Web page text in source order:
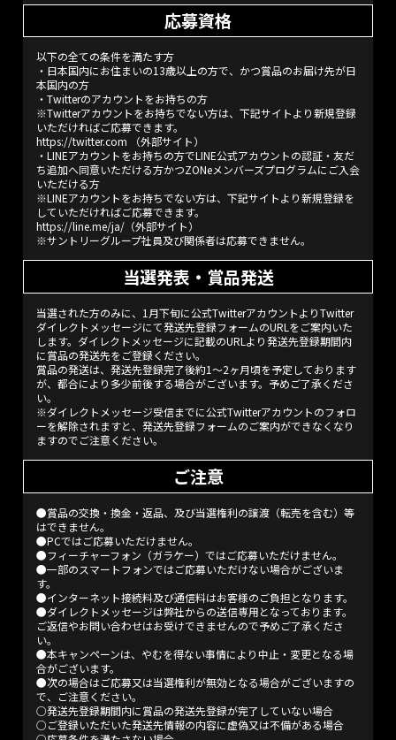
応募資格
以下の全ての条件を満たす方
・日本国内にお住まいの13歳以上の方で、かつ賞品のお届け先が日
本国内の方
・Twitterのアカウントをお持ちの方
※Twitterアカウントをお持ちでない方は、下記サイトより新規登録
いただければご応募できます。
https://twitter.com （外部サイト）
・LINEアカウントをお持ちの方でLINE公式アカウントの認証・友だ
ち追加へ同意いただける方かつZONeメンバーズプログラムにご入会
いただける方
※LINEアカウントをお持ちでない方は、下記サイトより新規登録を
していただければご応募できます。
https://line.me/ja/（外部サイト）
※サントリーグループ社員及び関係者は応募できません。
当選発表・賞品発送
当選された方のみに、1月下旬に公式TwitterアカウントよりTwitter
ダイレクトメッセージにて発送先登録フォームのURLをご案内いた
します。ダイレクトメッセージに記載のURLより発送先登録期間内
に賞品の発送先をご登録ください。
賞品の発送は、発送先登録完了後約1～2ヶ月頃を予定しております
が、都合により多少前後する場合がございます。予めご了承くださ
い。
※ダイレクトメッセージ受信までに公式Twitterアカウントのフォロ
ーを解除されますと、発送先登録フォームのご案内ができなくなり
ますのでご注意ください。
ご注意
●賞品の交換・換金・返品、及び当選権利の譲渡（転売を含む）等
はできません。
●PCではご応募いただけません。
●フィーチャーフォン（ガラケー）ではご応募いただけません。
●一部のスマートフォンではご応募いただけない場合がございま
す。
●インターネット接続料及び通信料はお客様のご負担となります。
●ダイレクトメッセージは弊社からの送信専用となっております。
ご返信やお問い合わせはお受けできませんので予めご了承くださ
い。
●本キャンペーンは、やむを得ない事情により中止・変更となる場
合がございます。
●次の場合はご応募又は当選権利が無効となる場合がございますの
で、ご注意ください。
○発送先登録期間内に賞品の発送先登録が完了していない場合
○ご登録いただいた発送先情報の内容に虚偽又は不備がある場合